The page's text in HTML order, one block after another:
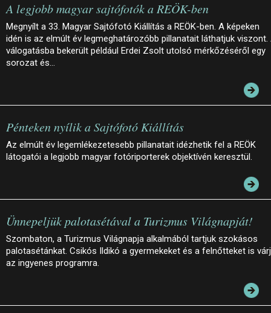
A legjobb magyar sajtófotók a REÖK-ben
Megnyílt a 33. Magyar Sajtófotó Kiállítás a REÖK-ben. A képeken
idén is az elmúlt év legmeghatározóbb pillanatait láthatjuk viszont.
válogatásba bekerült például Erdei Zsolt utolsó mérkőzéséről egy
sorozat és…
Pénteken nyílik a Sajtófotó Kiállítás
Az elmúlt év legemlékezetesebb pillanatait idézhetik fel a REÖK
látogatói a legjobb magyar fotóriporterek objektívén keresztül.
Ünnepeljük palotasétával a Turizmus Világnapját!
Szombaton, a Turizmus Világnapja alkalmából tartjuk szokásos
palotasétánkat. Csikós Ildikó a gyermekeket és a felnőtteket is
az ingyenes programra.